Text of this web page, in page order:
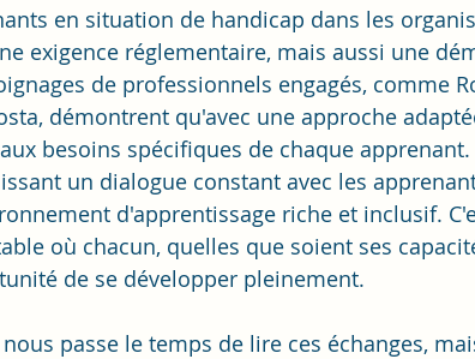
en situation de handicap dans les
exigence réglementaire, mais aussi une
de professionnels engagés, comme
démontrent qu'avec une approche
besoins spécifiques de chaque
un dialogue constant avec les
d'apprentissage riche et inclusif.
où chacun, quelles que soient ses
de se développer pleinement.
nous passe le temps de lire ces échanges,